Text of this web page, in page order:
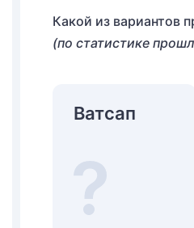
Какой из вариантов
(по статистике
Ватсап